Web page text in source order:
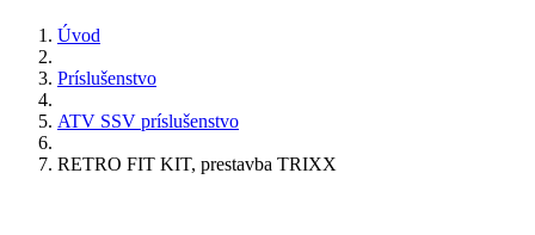
Úvod
Príslušenstvo
ATV SSV príslušenstvo
RETRO FIT KIT, prestavba TRIXX